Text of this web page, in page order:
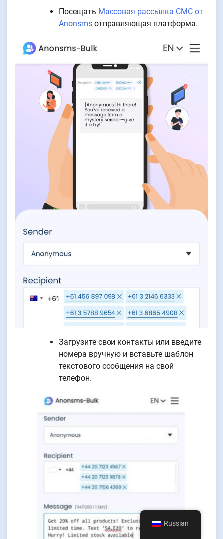
Посещать Массовая рассылка СМС от
Anonsms отправляющая платформа.
Загрузите свои контакты или введите
номера вручную и вставьте шаблон
текстового сообщения на свой
телефон.
Russian